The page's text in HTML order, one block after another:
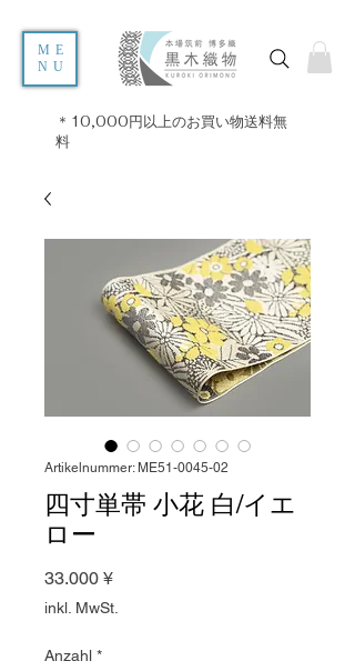
ME
NU
＊10,000円以上のお買い物送料無
料
Artikelnummer: ME51-0045-02
四寸単帯 小花 白/イエ
ロー
33.000 ¥Preis
inkl. MwSt.
Anzahl *